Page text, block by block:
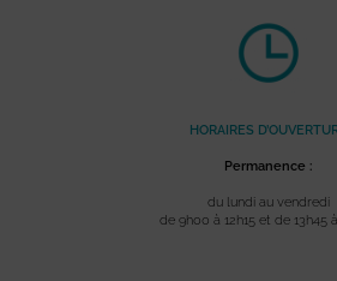
HORAIRES
Permanence :
du lundi au vendredi
de 9h00 à 12h15 et de 13h45